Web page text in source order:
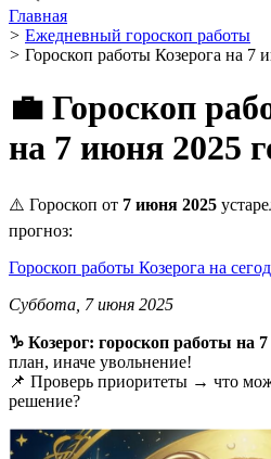
Главная
> Ежедневный гороскоп работы
> Гороскоп работы Козерога на 7
💼 Гороскоп
на 7 июня 2025
⚠️ Гороскоп от 7 июня 2025
прогноз:
Гороскоп работы Козерога на
Суббота, 7 июня 2025
♑️ Козерог: гороскоп работы на
план, иначе увольнение!
📌 Проверь приоритеты → что
решение?